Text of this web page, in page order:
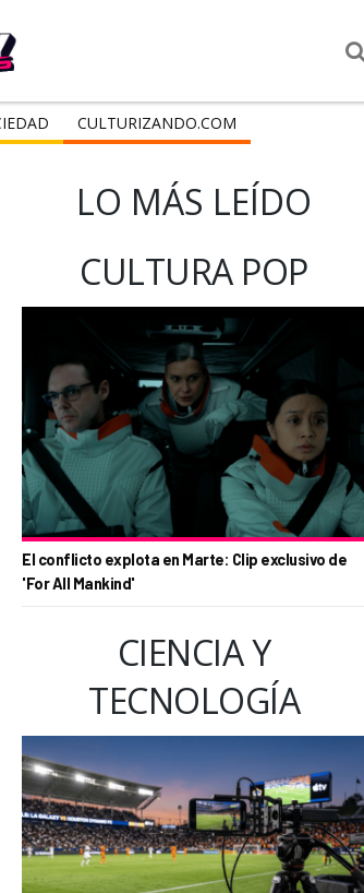
CULTURIZANDO.COM
LO MÁS LEÍDO
CULTURA POP
El conflicto explota en Marte: Clip exclusivo de
'For All Mankind'
CIENCIA Y
TECNOLOGÍA